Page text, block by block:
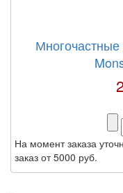
На момент заказа
заказ от 5000 руб.